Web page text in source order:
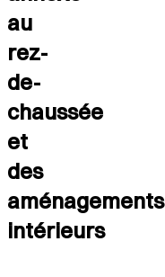
au
rez-
de-
chaussée
et
des
aménagements
intérieurs